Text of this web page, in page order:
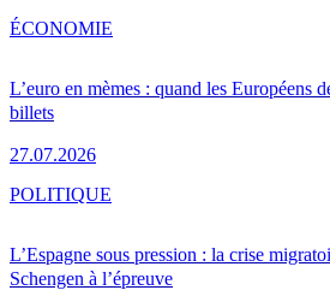
L’euro en mèmes : quand les Européens
billets
27.07.2026
ÉCONOMIE
L’Espagne sous pression : la crise
Schengen à l’épreuve
POLITIQUE